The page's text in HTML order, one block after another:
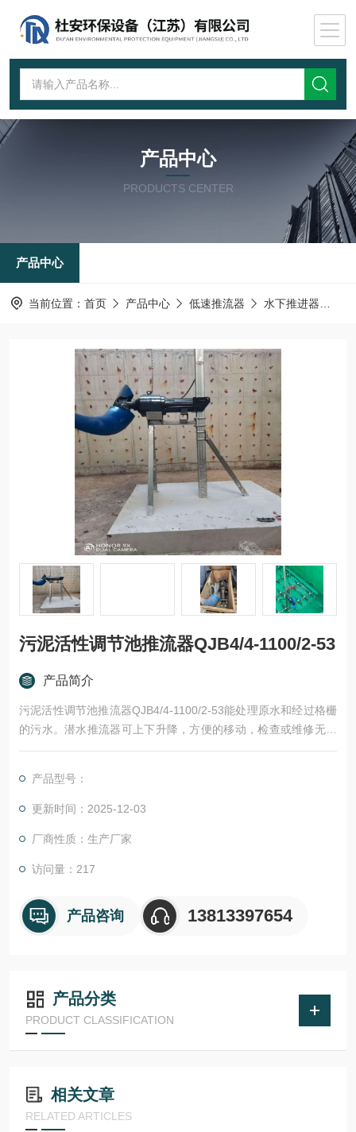
产品中心
PRODUCTS CENTER
产品中心
当前位置： 首页 产品中心 低速推流器 水下推进器
污泥活性调节池推流器QJB4/4-1100/2-53
产品简介
污泥活性调节池推流器QJB4/4-1100/2-53能处理原水和经过格栅
的污水。潜水推流器可上下升降，方便的移动，检查或维修无需
人员进入湿井。潜水推流器通过方形或者矩形的导杆系统进行安
产品型号：
更新时间：2025-12-03
厂商性质：生产厂家
访问量：217
产品咨询 13813397654
产品分类
PRODUCT CLASSIFICATION
相关文章
RELATED ARTICLES